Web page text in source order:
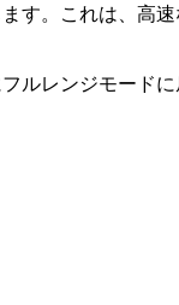
。これは、高
レンジモードに